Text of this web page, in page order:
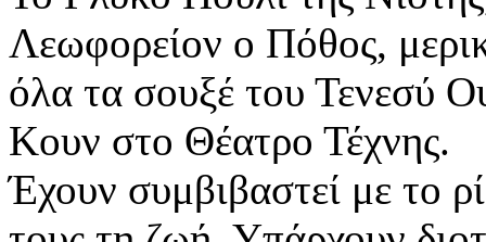
Λεωφορείον ο Πόθος,
όλα τα σουξέ του Τενεσύ
Κουν στο Θέατρο Τέχνης.
Έχουν συμβιβαστεί με το